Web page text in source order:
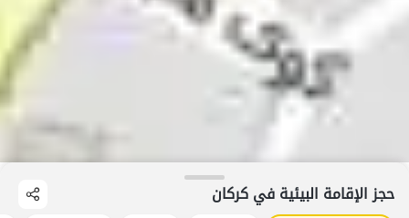
حجز الإقامة البيئية في کرکان